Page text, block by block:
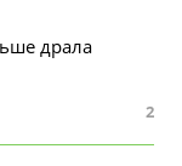
драла
2